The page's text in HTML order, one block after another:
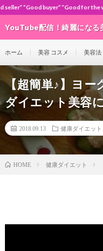
”Good for the world” ともに頑張ろ
YouTube配信！綺麗になる
ホーム 美容 コスメ 美容法
【超簡単♪】ヨー
ダイエット美容
2018.09.13 健康ダイエット
HOME 健康ダイエット